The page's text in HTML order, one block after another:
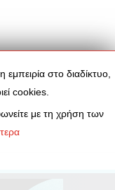
στο διαδίκτυο,
cookies.
με τη χρήση των